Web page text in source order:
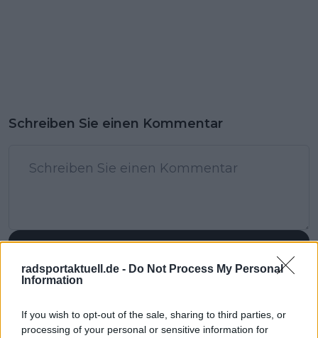
radsportaktuell.de - Do Not Process My Personal
Information
If you wish to opt-out of the sale, sharing to third parties, or
processing of your personal or sensitive information for
Schreiben Sie einen Kommentar
SENDEN